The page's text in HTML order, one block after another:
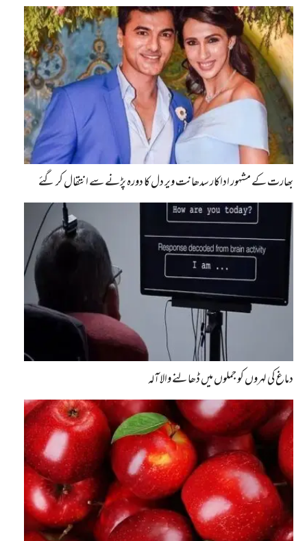
بھارت کے مشہور اداکار سدھانت ویر دل کا دورہ پڑنے سے انتقال کر گئے
دماغ کی لہروں کو جملوں میں ڈھالنے والا آلہ